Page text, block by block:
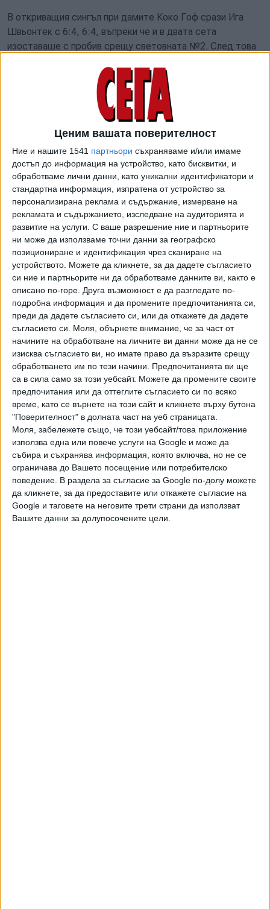
Ценим вашата поверителност
Ние и нашите 1541 партньори съхраняваме и/или имаме
достъп до информация на устройство, като бисквитки, и
обработваме лични данни, като уникални идентификатори и
стандартна информация, изпратена от устройство за
персонализирана реклама и съдържание, измерване на
рекламата и съдържанието, изследване на аудиторията и
развитие на услуги. С ваше разрешение ние и партньорите
ни може да използваме точни данни за географско
позициониране и идентификация чрез сканиране на
устройството. Можете да кликнете, за да дадете съгласието
си ние и партньорите ни да обработваме данните ви, както е
описано по-горе. Друга възможност е да разгледате по-
подробна информация и да промените предпочитанията си,
преди да дадете съгласието си, или да откажете да дадете
съгласието си.
Моля, обърнете внимание, че за част от
начините на обработване на личните ви данни може да не се
изисква съгласието ви, но имате право да възразите срещу
обработването им по тези начини. Предпочитанията ви ще
са в сила само за този уебсайт. Можете да промените своите
предпочитания или да оттеглите съгласието си по всяко
време, като се върнете на този сайт и кликнете върху бутона
"Поверителност" в долната част на уеб страницата.
Моля, забележете също, че този уебсайт/това приложение
използва една или повече услуги на Google и може да
събира и съхранява информация, която включва, но не се
ограничава до Вашето посещение или потребителско
поведение. В раздела за съгласие за Google по-долу можете
да кликнете, за да предоставите или откажете съгласие на
Google и таговете на неговите трети страни да използват
Вашите данни за долупосочените цели.
В откриващия сингъл при дамите Коко Гоф срази Ига
Швьонтек с 6:4, 6:4, въпреки че и в двата сета
изоставаше с пробив срещу световната №2. След това
над Хуберт Хуркач с 6:4, 5:7, 7:6 (4).
@Taylor_Fritz97 took it home for USA
#UnitedCuppic.twitter.com/HD5eTYvthn
— United Cup (@UnitedCupTennis)
г.
Така срещата на смесени двойки придоби само
протоколен характер и бе отменена. Предварителните
заявки бяха в нея да играят Гоф и Фриц срещу Швьонтек
и Хуркач.
В шампионския отбор на Съединените щати тази година
бяха още Денис Кудла, Даниел Колинс и специалистите
на двойки Робърт Галоуей и Дезире Кравчик. Капитан
беше Майкъл Ръсел.
За "Тим USA" това е втора титла от надпреварата за
"Юнайтед къп" след дебютното издание през 2023 г.
През миналата година шампион стана отборът на
Германия. "Дружинна полска" пък понесе второ поредно
поражение на финал след 2024 г.
Euphoria 🥰#UnitedCup
pic.twitter.com/IDAZLUm1ly
— United Cup (@UnitedCupTennis)5 януари 2025
г.
Последвайте ни и в
Ако искате да подкрепите независимата